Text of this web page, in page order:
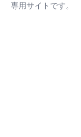
専用サイトです。